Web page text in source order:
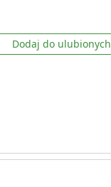
Dodaj do ulubionych